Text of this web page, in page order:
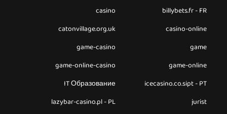
billybets.fr - FR
casino
casino-online
catonvillage.org.uk
game
game-casino
game-online
game-online-casino
icecasino.co.sipt - PT
IT Образование
jurist
lazybar-casino.pl - PL